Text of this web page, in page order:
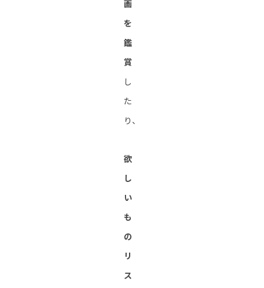
画
を
鑑
賞
し
た
り、
欲
し
い
も
の
リ
ス